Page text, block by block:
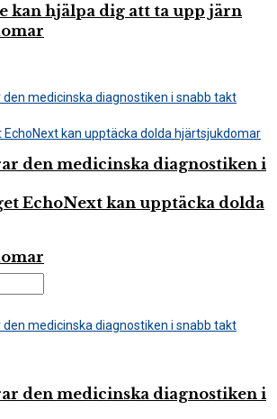
den medicinska diagnostiken i
kan hjälpa dig att ta upp järn
EchoNext kan upptäcka dolda
den medicinska diagnostiken i